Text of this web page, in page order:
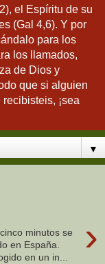
el Espíritu de su
(Gal 4,6). Y por
para los
los llamados,
de Dios y
que si alguien
¡sea
▼
›
minutos se
en España.
en un in...